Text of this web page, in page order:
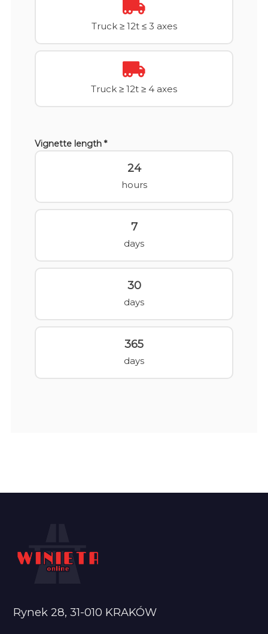
Truck ≥ 12t ≤ 3 axes
Truck ≥ 12t ≥ 4 axes
Vignette length *
24
hours
7
days
30
days
365
days
Rynek 28, 31-010 KRAKÓW